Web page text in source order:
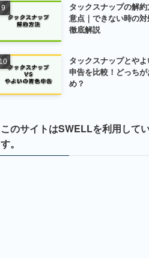
タックスナップの解
意点｜できない時の
徹底解説
タックスナップとや
申告を比較！どっち
め？
このサイトはSWELLを利用して
す。